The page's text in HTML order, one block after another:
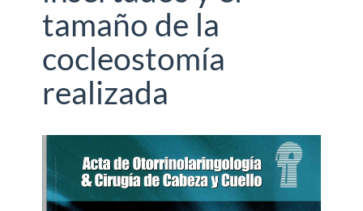
tamaño de la
cocleostomía
realizada
lateral
del